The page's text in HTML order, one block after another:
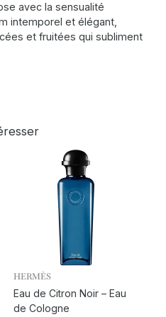
avec la sensualité
intemporel et élégant,
et fruitées qui subliment
HERMÈS
Eau de Citron Noir – Eau
de Cologne